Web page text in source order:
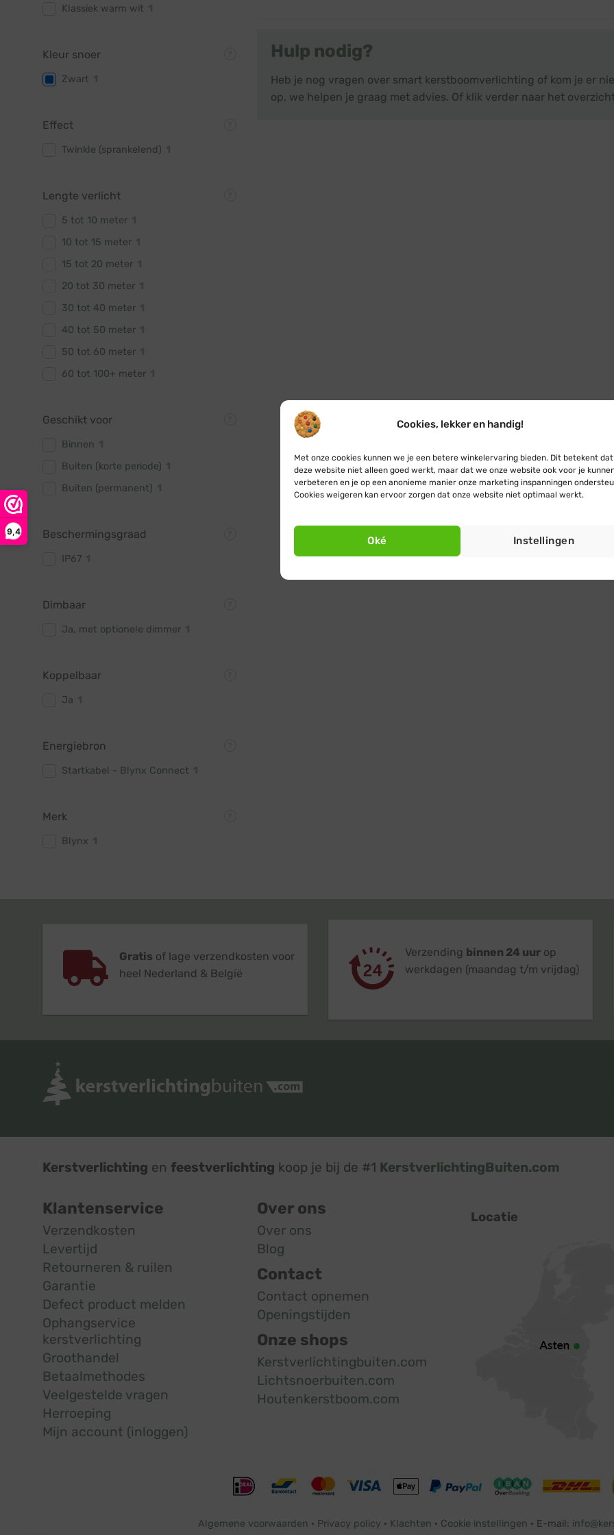
Cookies, lekker en handig!
Met onze cookies kunnen we je een betere winkelervaring bieden. Dit betekent dat
deze website niet alleen goed werkt, maar dat we onze website ook voor je
verbeteren en je op een anonieme manier onze marketing inspanningen
Cookies weigeren kan ervoor zorgen dat onze website niet optimaal werkt.
Oké Instellingen
9,4
Klassiek warm wit
Kleur snoer
Zwart
Effect
Twinkle (sprankelend)
Lengte verlicht
5 tot 10 meter
10 tot 15 meter
15 tot 20 meter
20 tot 30 meter
30 tot 40 meter
40 tot 50 meter
50 tot 60 meter
60 tot 100+ meter
Geschikt voor
Binnen
Buiten (korte periode)
Buiten (permanent)
Beschermingsgraad
IP67
Dimbaar
Ja, met optionele dimmer
Koppelbaar
Ja
Energiebron
Startkabel - Blynx Connect
Merk
Blynx
Hulp nodig?
Heb je nog vragen over smart kerstboomverlichting of kom je er
op, we helpen je graag met advies. Of klik verder naar het
Gratis of lage verzendkosten voor
heel Nederland & België
Verzending binnen 24 uurop
werkdagen (maandag t/m vrijdag)
Kerstverlichting en feestverlichting koop je bij de #1 KerstverlichtingBuiten.com
Klantenservice
Verzendkosten
Levertijd
Retourneren & ruilen
Garantie
Defect product melden
Ophangservice
kerstverlichting
Groothandel
Betaalmethodes
Veelgestelde vragen
Herroeping
Mijn account (inloggen)
Over ons
Over ons
Blog
Contact
Contact opnemen
Openingstijden
Onze shops
Kerstverlichtingbuiten.com
Lichtsnoerbuiten.com
Houtenkerstboom.com
Locatie
Algemene voorwaarden · Privacy policy · Klachten · Cookie instellingen · E-mail: